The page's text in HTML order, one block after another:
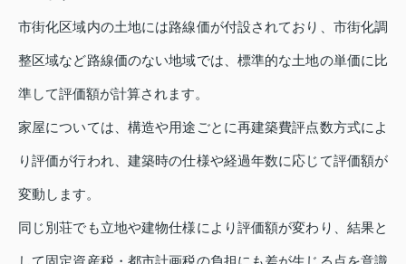
市街化区域内の土地には路線価が付設されており、市街化調
整区域など路線価のない地域では、標準的な土地の単価に比
準して評価額が計算されます。
家屋については、構造や用途ごとに再建築費評点数方式によ
り評価が行われ、建築時の仕様や経過年数に応じて評価額が
変動します。
同じ別荘でも立地や建物仕様により評価額が変わり、結果と